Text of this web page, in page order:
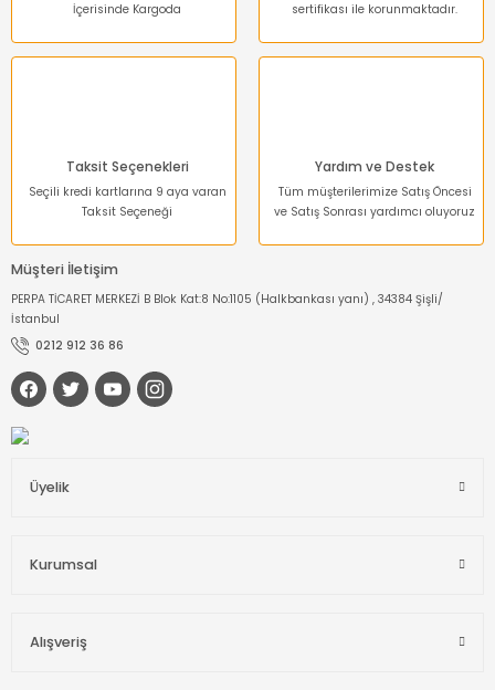
Gönder
İçerisinde Kargoda
sertifikası ile korunmaktadır.
Taksit Seçenekleri
Seçili kredi kartlarına 9 aya varan
Taksit Seçeneği
Yardım ve Destek
Tüm müşterilerimize Satış Öncesi
ve Satış Sonrası yardımcı oluyoruz
Müşteri İletişim
PERPA TİCARET MERKEZİ B Blok Kat:8 No:1105 (Halkbankası yanı) , 34384 Şişli/
İstanbul
0212 912 36 86
Üyelik
Kurumsal
Alışveriş